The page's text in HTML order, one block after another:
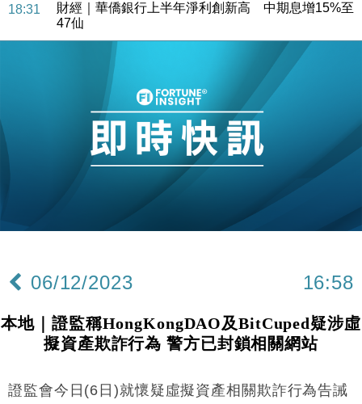
18:31
財經｜華僑銀行上半年淨利創新高 中期息增15%至
47仙
財經｜滙豐上調香港今年GDP預測至4.5% 看好貿易
及消費表現
本地｜假冒內地執法人員要求交「保證金」 43歲女子
損失近6900萬元
財經｜日經失守6.5萬點後回穩 全周仍升近2%
15:47
財經｜恒隆10月換帥 玩具「反」斗城亞洲CEO蔡德
財經｜韓股反覆波動收跌 連挫7周創逾3年最長跌勢
12:44
財經｜日本春季三度入市撐日圓 4月單日斥6.28萬億
11:12
國際｜特朗普料美伊戰事快結束 承認部分彈藥庫存緊
張
司
06/12/2023 16:58
本地｜證監稱HongKongDAO及BitCuped疑涉虛
擬資產欺詐行為 警方已封鎖相關網站
證監會今日(6日)就懷疑虛擬資產相關欺詐行為告誡